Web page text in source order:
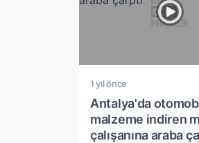
1 yıl önce
Antalya'da
malzeme indiren
çalışanına araba